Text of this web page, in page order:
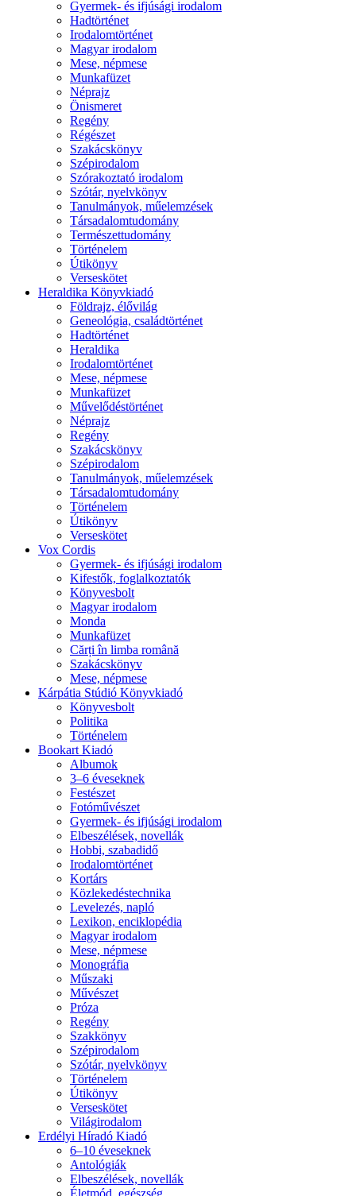
Gyermek- és ifjúsági irodalom
Hadtörténet
Irodalomtörténet
Magyar irodalom
Mese, népmese
Munkafüzet
Néprajz
Önismeret
Regény
Régészet
Szakácskönyv
Szépirodalom
Szórakoztató irodalom
Szótár, nyelvkönyv
Tanulmányok, műelemzések
Társadalomtudomány
Természettudomány
Történelem
Útikönyv
Verseskötet
Heraldika Könyvkiadó
Földrajz, élővilág
Geneológia, családtörténet
Hadtörténet
Heraldika
Irodalomtörténet
Mese, népmese
Munkafüzet
Művelődéstörténet
Néprajz
Regény
Szakácskönyv
Szépirodalom
Tanulmányok, műelemzések
Társadalomtudomány
Történelem
Útikönyv
Verseskötet
Vox Cordis
Gyermek- és ifjúsági irodalom
Kifestők, foglalkoztatók
Könyvesbolt
Magyar irodalom
Monda
Munkafüzet
Cărți în limba română
Szakácskönyv
Mese, népmese
Kárpátia Stúdió Könyvkiadó
Könyvesbolt
Politika
Történelem
Bookart Kiadó
Albumok
3–6 éveseknek
Festészet
Fotóművészet
Gyermek- és ifjúsági irodalom
Elbeszélések, novellák
Hobbi, szabadidő
Irodalomtörténet
Kortárs
Közlekedéstechnika
Levelezés, napló
Lexikon, enciklopédia
Magyar irodalom
Mese, népmese
Monográfia
Műszaki
Művészet
Próza
Regény
Szakkönyv
Szépirodalom
Szótár, nyelvkönyv
Történelem
Útikönyv
Verseskötet
Világirodalom
Erdélyi Híradó Kiadó
6–10 éveseknek
Antológiák
Elbeszélések, novellák
Életmód, egészség